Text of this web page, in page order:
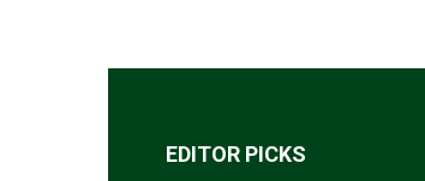
EDITOR PICKS